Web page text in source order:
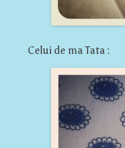
Celui de ma Tata :